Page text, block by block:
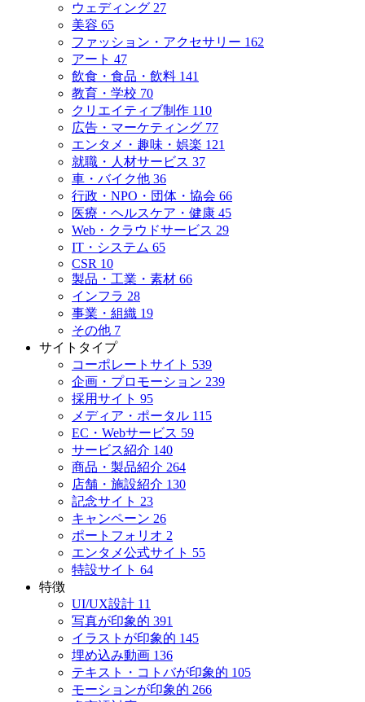
ウェディング 27
美容 65
ファッション・アクセサリー 162
アート 47
飲食・食品・飲料 141
教育・学校 70
クリエイティブ制作 110
広告・マーケティング 77
エンタメ・趣味・娯楽 121
就職・人材サービス 37
車・バイク他 36
行政・NPO・団体・協会 66
医療・ヘルスケア・健康 45
Web・クラウドサービス 29
IT・システム 65
CSR 10
製品・工業・素材 66
インフラ 28
事業・組織 19
その他 7
サイトタイプ
コーポレートサイト 539
企画・プロモーション 239
採用サイト 95
メディア・ポータル 115
EC・Webサービス 59
サービス紹介 140
商品・製品紹介 264
店舗・施設紹介 130
記念サイト 23
キャンペーン 26
ポートフォリオ 2
エンタメ公式サイト 55
特設サイト 64
特徴
UI/UX設計 11
写真が印象的 391
イラストが印象的 145
埋め込み動画 136
テキスト・コトバが印象的 105
モーションが印象的 266